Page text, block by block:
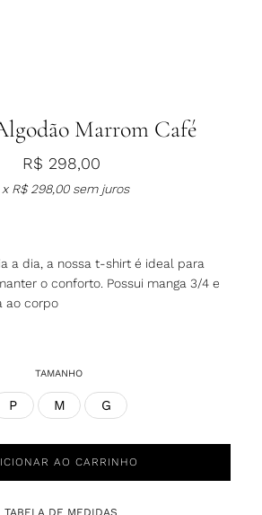
Marrom Café
R$ 298,00
x R$298,00sem juros
a dia, a nossa t-shirt é ideal para
o conforto. Possui manga 3/4 e
ao corpo
TAMANHO
P M G
AO CARRINHO
TABELA DE MEDIDAS